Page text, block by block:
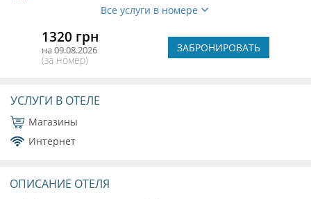
Все услуги в номере
1320 грн
на 09.08.2026
(за номер)
ЗАБРОНИРОВАТЬ
УСЛУГИ В ОТЕЛЕ
Магазины
Интернет
ОПИСАНИЕ ОТЕЛЯ